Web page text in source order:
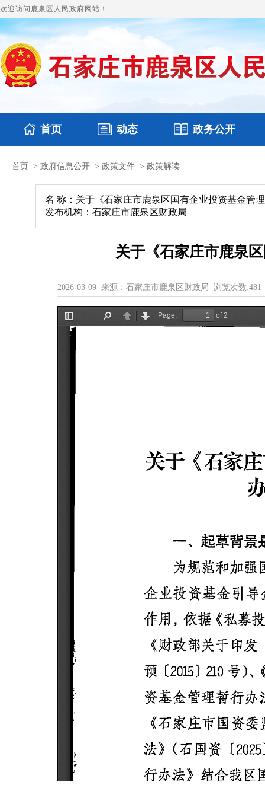
欢迎访问鹿泉区人民政府网站！
首页 动态
国务要闻 鹿泉要闻
政务公开
本区文件 财政预决算
首页 > 政府信息公开 > 政策文件 > 政策解读
名 称：关于《石家庄市鹿泉区国有企业投资基金管
发布机构：石家庄市鹿泉区财政局
关于《石家庄市鹿泉
2026-03-09 来源：石家庄市鹿泉区财政局 浏览次数:481